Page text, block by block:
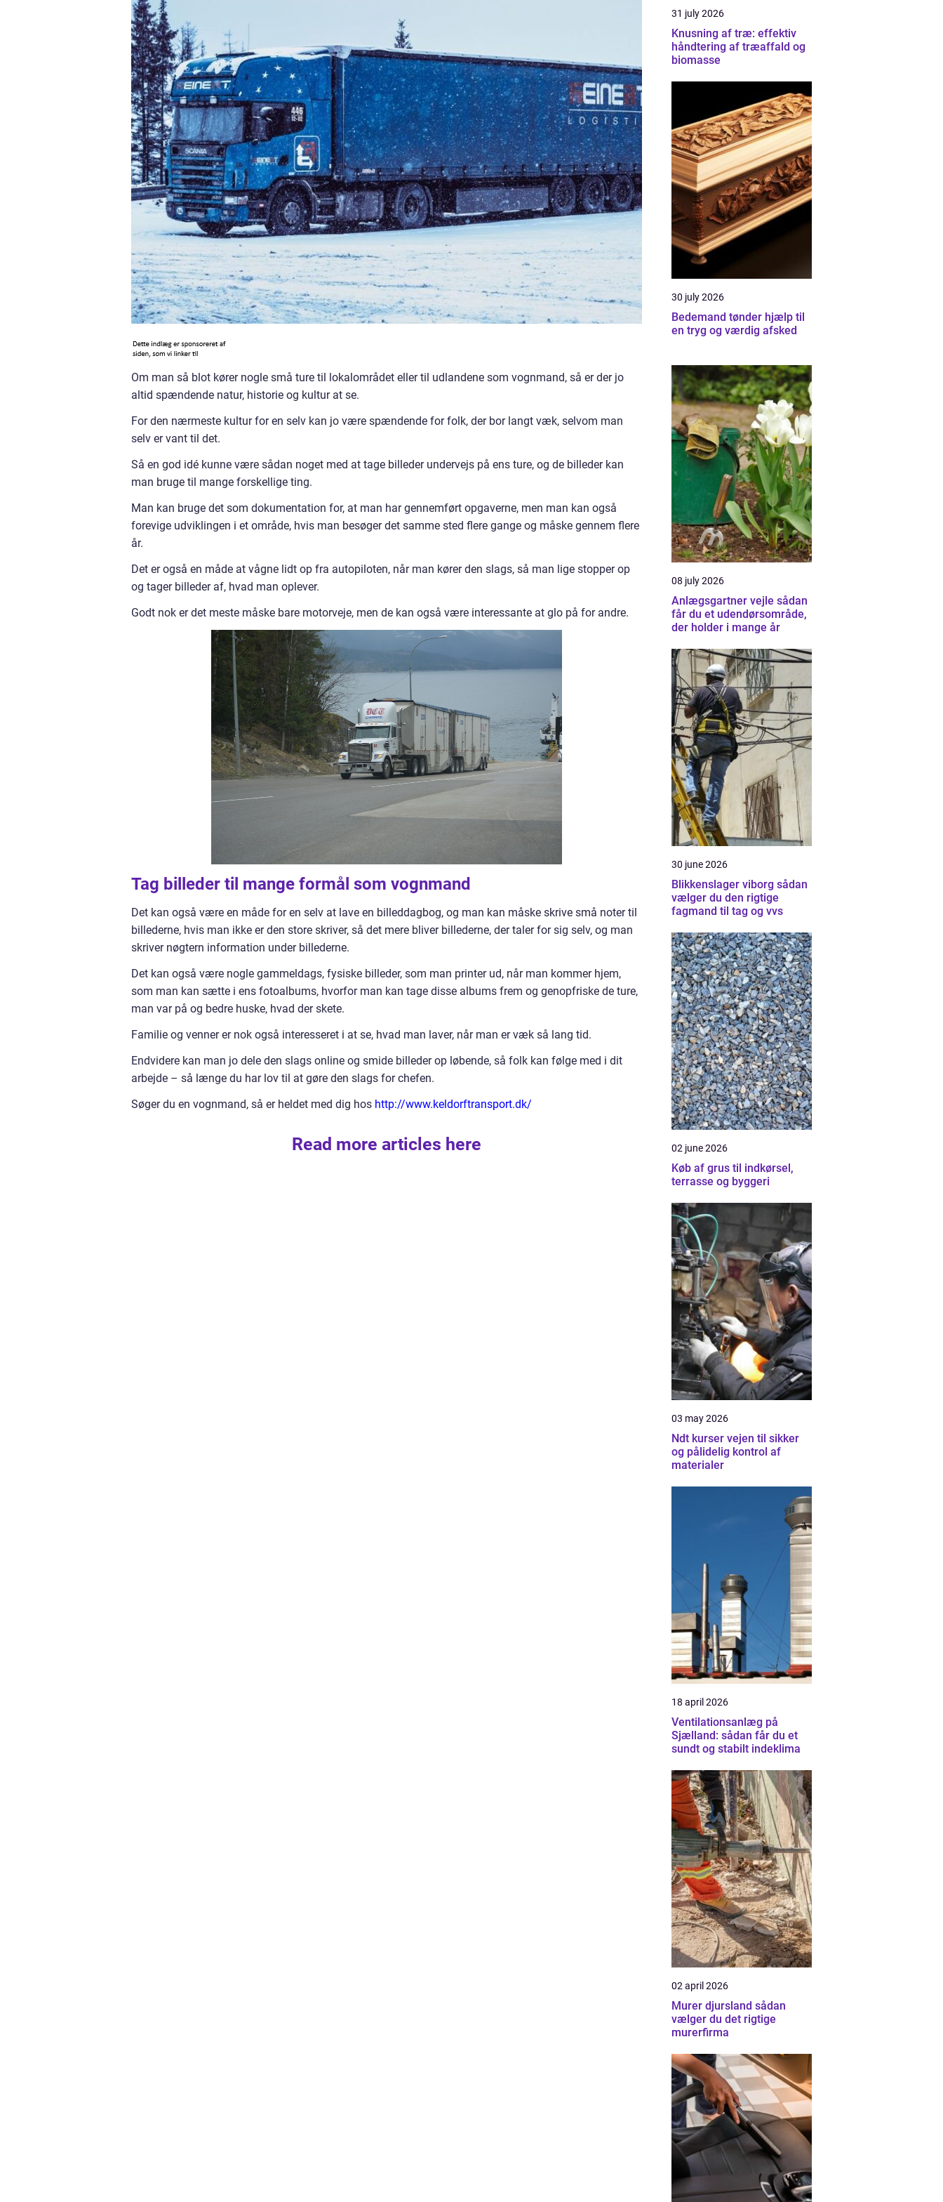
Om man så blot kører nogle små ture til lokalområdet eller til udlandene som vognmand, så er der jo
altid spændende natur, historie og kultur at se.
For den nærmeste kultur for en selv kan jo være spændende for folk, der bor langt væk, selvom man
selv er vant til det.
Så en god idé kunne være sådan noget med at tage billeder undervejs på ens ture, og de billeder kan
man bruge til mange forskellige ting.
Man kan bruge det som dokumentation for, at man har gennemført opgaverne, men man kan også
forevige udviklingen i et område, hvis man besøger det samme sted flere gange og måske gennem flere
år.
Det er også en måde at vågne lidt op fra autopiloten, når man kører den slags, så man lige stopper op
og tager billeder af, hvad man oplever.
Godt nok er det meste måske bare motorveje, men de kan også være interessante at glo på for andre.
Tag billeder til mange formål som vognmand
Det kan også være en måde for en selv at lave en billeddagbog, og man kan måske skrive små noter til
billederne, hvis man ikke er den store skriver, så det mere bliver billederne, der taler for sig selv, og man
skriver nøgtern information under billederne.
Det kan også være nogle gammeldags, fysiske billeder, som man printer ud, når man kommer hjem,
som man kan sætte i ens fotoalbums, hvorfor man kan tage disse albums frem og genopfriske de ture,
man var på og bedre huske, hvad der skete.
Familie og venner er nok også interesseret i at se, hvad man laver, når man er væk så lang tid.
Endvidere kan man jo dele den slags online og smide billeder op løbende, så folk kan følge med i dit
arbejde – så længe du har lov til at gøre den slags for chefen.
Søger du en vognmand, så er heldet med dig hos http://www.keldorftransport.dk/
Read more articles here
31 july 2026
Knusning af træ: effektiv
håndtering af træaffald og
biomasse
30 july 2026
Bedemand tønder hjælp til
en tryg og værdig afsked
08 july 2026
Anlægsgartner vejle sådan
får du et udendørsområde,
der holder i mange år
30 june 2026
Blikkenslager viborg sådan
vælger du den rigtige
fagmand til tag og vvs
02 june 2026
Køb af grus til indkørsel,
terrasse og byggeri
03 may 2026
Ndt kurser vejen til sikker
og pålidelig kontrol af
materialer
18 april 2026
Ventilationsanlæg på
Sjælland: sådan får du et
sundt og stabilt indeklima
02 april 2026
Murer djursland sådan
vælger du det rigtige
murerfirma